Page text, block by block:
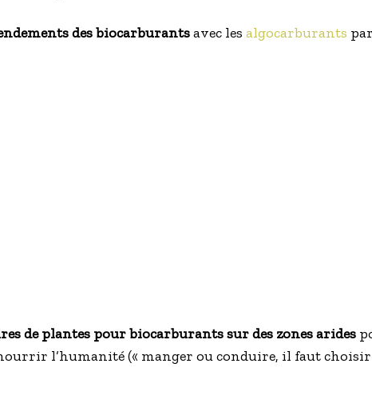
des biocarburantsavec les algocarburants
de plantes pour biocarburants sur des zones arides
l’humanité (« manger ou conduire, il faut